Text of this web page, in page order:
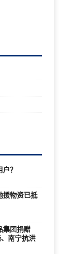
？
援物资已抵
团捐赠
南宁抗洪